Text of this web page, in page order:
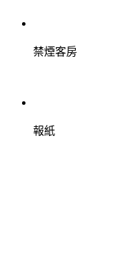
禁煙客房
報紙